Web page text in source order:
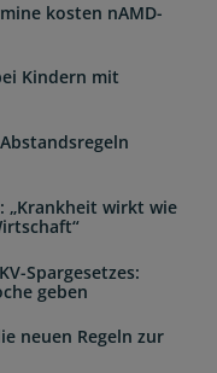
kosten nAMD-
Kindern mit
„Krankheit wirkt wie
Spargesetzes:
geben
neuen Regeln zur